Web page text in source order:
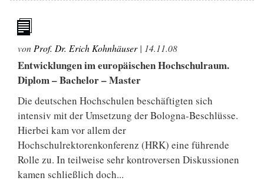
von Prof. Dr. Erich Kohnhäuser| 14.11.08
Entwicklungen im europäischen Hochschulraum.
Diplom – Bachelor – Master
Die deutschen Hochschulen beschäftigten sich
intensiv mit der Umsetzung der Bologna-Beschlüsse.
Hierbei kam vor allem der
Hochschulrektorenkonferenz (HRK) eine führende
Rolle zu. In teilweise sehr kontroversen Diskussionen
kamen schließlich doch...